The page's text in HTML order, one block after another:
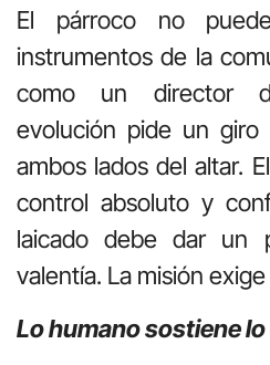
El párroco no
instrumentos de la
como un director
evolución pide un
ambos lados del altar.
control absoluto y
laicado debe dar un
valentía. La misión
Lo humano sostiene